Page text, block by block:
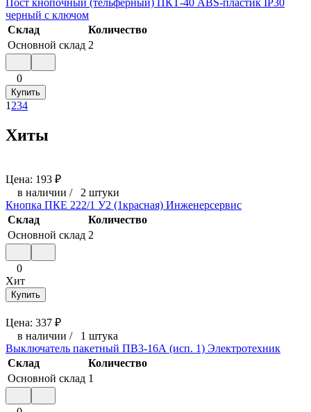
черный с ключом
Склад
Количество
Основной склад 2
0
Купить
1 234
Хиты
Цена: 193 ₽
в наличии / 2 штуки
Кнопка ПКЕ 222/1 У2 (1красная) Инженерсервис
Склад
Количество
Основной склад 2
0
Хит
Купить
Цена: 337 ₽
в наличии / 1 штука
Выключатель пакетный ПВ3-16А (исп. 1) Электротехник
Склад
Количество
Основной склад 1